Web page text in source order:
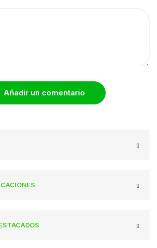
Añadir un comentario